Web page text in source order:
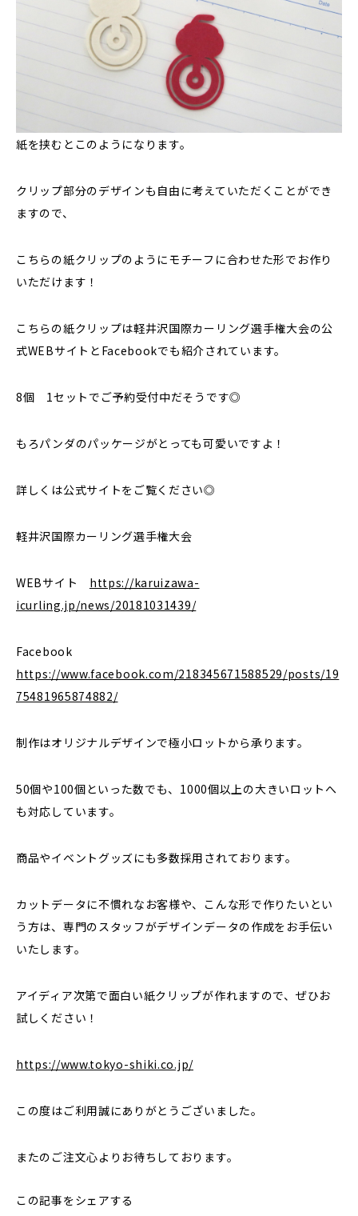
紙を挟むとこのようになります。
クリップ部分のデザインも自由に考えていただくことができ
ますので、
こちらの紙クリップのようにモチーフに合わせた形でお作り
いただけます！
こちらの紙クリップは軽井沢国際カーリング選手権大会の公
式WEBサイトとFacebookでも紹介されています。
8個 1セットでご予約受付中だそうです◎
もろパンダのパッケージがとっても可愛いですよ！
詳しくは公式サイトをご覧ください◎
軽井沢国際カーリング選手権大会
WEBサイト https://karuizawa-
icurling.jp/news/20181031439/
Facebook
https://www.facebook.com/218345671588529/posts/19
75481965874882/
制作はオリジナルデザインで極小ロットから承ります。
50個や100個といった数でも、1000個以上の大きいロットへ
も対応しています。
商品やイベントグッズにも多数採用されております。
カットデータに不慣れなお客様や、こんな形で作りたいとい
う方は、専門のスタッフがデザインデータの作成をお手伝い
いたします。
アイディア次第で面白い紙クリップが作れますので、ぜひお
試しください！
https://www.tokyo-shiki.co.jp/
この度はご利用誠にありがとうございました。
またのご注文心よりお待ちしております。
この記事をシェアする